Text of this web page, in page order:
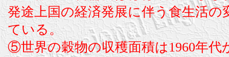
発途上国の経済発展に伴う食生活
ている。
⑤世界の穀物の収穫面積は1960年